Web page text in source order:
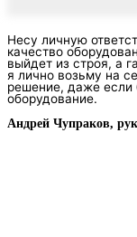
Несу личную
качество
выйдет из строя, а
я лично возьму на
решение, даже если
оборудование.
Андрей Чупраков,